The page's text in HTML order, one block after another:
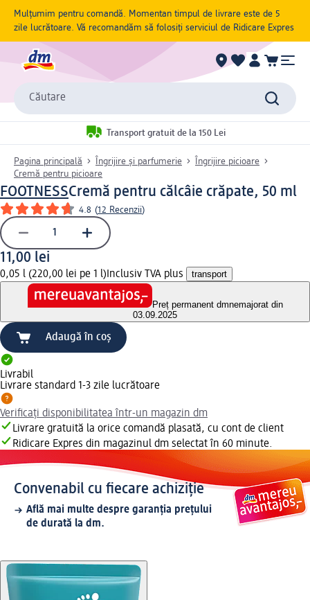
Mulțumim pentru comandă. Momentan timpul de livrare este de 5
zile lucrătoare. Vă recomandăm să folosiți serviciul de Ridicare Expres
Căutare
Transport gratuit de la 150 Lei
Pagina principală Îngrijire și parfumerie
Îngrijire picioare
Cremă pentru picioare
FOOTNESSCremă pentru călcâie crăpate, 50 ml
4.8 (12 Recenzii)
11,00 lei
0,05 l (220,00 lei pe 1 l) Inclusiv TVA plus transport
Preț permanent dmnemajorat din
03.09.2025
Adaugă în coș
Livrabil
Livrare standard 1-3 zile lucrătoare
Verificați disponibilitatea într-un magazin dm
Livrare gratuită la orice comandă plasată, cu cont de client
Ridicare Expres din magazinul dm selectat în 60 minute.
Convenabil cu fiecare achiziție
Află mai multe despre garanția prețului
de durată la dm.